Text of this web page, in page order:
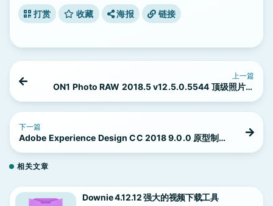
打赏 收藏 海报 链接
上一篇
ON1 Photo RAW 2018.5 v12.5.0.5544 顶级照片调
下一篇
Adobe Experience Design CC 2018 9.0.0 原型制
相关文章
Downie 4.12.12 强大的视频下载工具